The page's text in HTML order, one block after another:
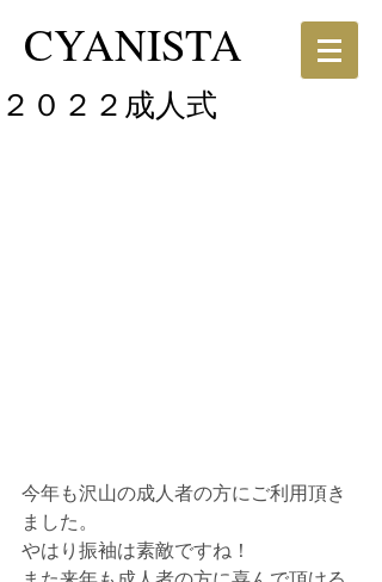
CYANISTA
２０２２成人式
今年も沢山の成人者の方にご利用頂き
ました。
やはり振袖は素敵ですね！